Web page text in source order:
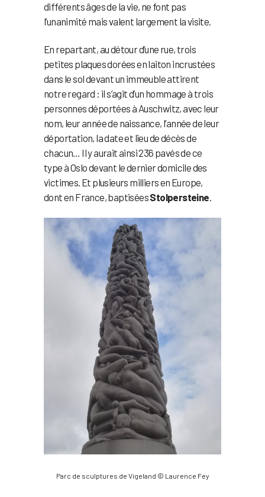
différents âges de la vie, ne font pas
l’unanimité mais valent largement la visite.
En repartant, au détour d’une rue, trois
petites plaques dorées en laiton incrustées
dans le sol devant un immeuble attirent
notre regard : il s’agit d’un hommage à trois
personnes déportées à Auschwitz, avec leur
nom, leur année de naissance, l’année de leur
déportation, la date et lieu de décès de
chacun… Il y aurait ainsi 236 pavés de ce
type à Oslo devant le dernier domicile des
victimes. Et plusieurs milliers en Europe,
dont en France, baptiséesStolpersteine.
Parc de sculptures de Vigeland © Laurence Fey